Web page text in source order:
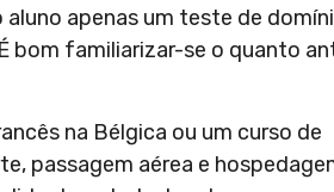
apenas um teste de
bom familiarizar-se o quanto
na Bélgica ou um curso de
passagem aérea e